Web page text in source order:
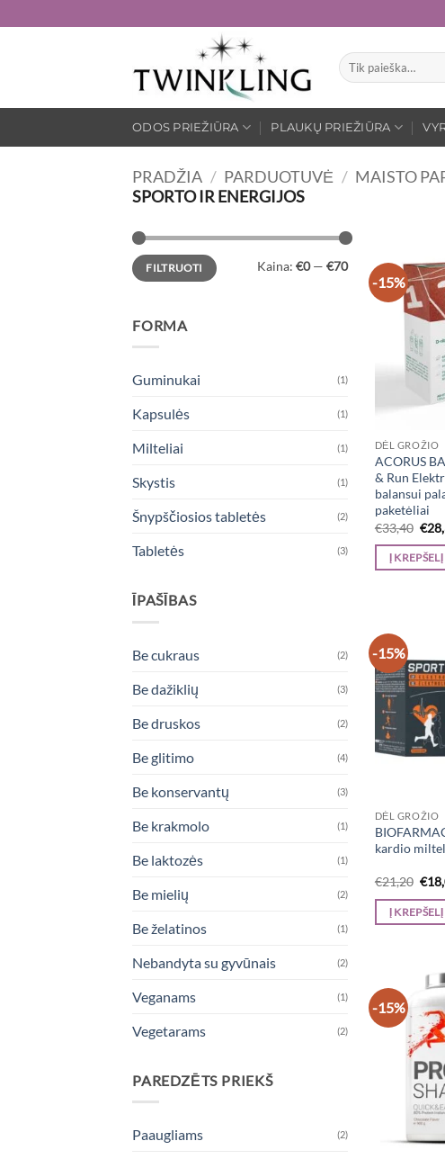
to
Ieškoti:
ODOS PRIEŽIŪRA PLAUKŲ PRIEŽIŪRA
PRADŽIA / PARDUOTUVĖ / MAISTO
SPORTO IR ENERGIJOS
Min
kaina
Maks
kainaFILTRUOTI Kaina: €0— €70
FORMA
Guminukai (1)
Kapsulės (1)
Milteliai (1)
Skystis (1)
Šnypščiosios tabletės (2)
Tabletės (3)
ĪPAŠĪBAS
Be cukraus (2)
Be dažiklių (3)
Be druskos (2)
Be glitimo (4)
Be konservantų (3)
Be krakmolo (1)
Be laktozės (1)
Be mielių (2)
Be želatinos (1)
Nebandyta su gyvūnais (2)
Veganams (1)
Vegetarams (2)
PAREDZĒTS PRIEKŠ
Paaugliams (2)
-15%
DĖL GROŽIO
ACORUS
& Run
balansui
paketėliai
€33,40
price
was:
€
Į KREPŠELĮ
-15%
DĖL GROŽIO
kardio
€21,20
was:
€
Į KREPŠELĮ
-15%